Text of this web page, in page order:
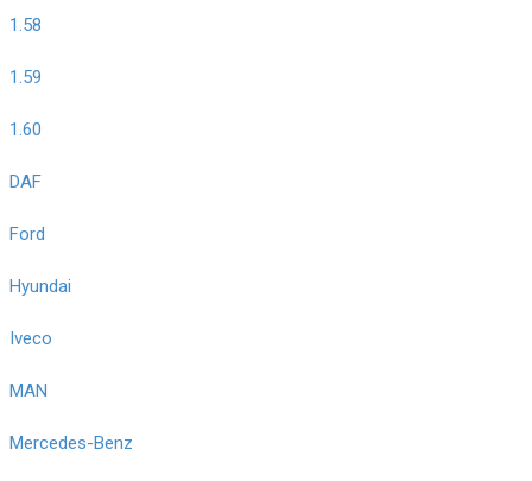
1.58
1.59
1.60
DAF
Ford
Hyundai
Iveco
MAN
Mercedes-Benz